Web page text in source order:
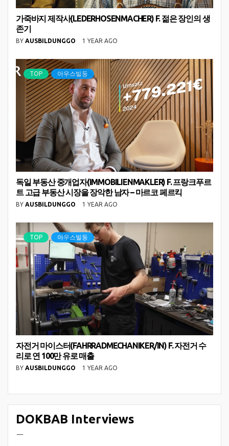
가죽바지 제작사(LEDERHOSENMACHER) F. 젊은 장인의 생
존기
BY AUSBILDUNGGO 1 YEAR AGO
TOP 아우스빌둥
독일 부동산 중개업자(IMMOBILIENMAKLER) F. 프랑크푸르
트 고급 부동산 시장을 장악한 남자 – 마르코 페르킥
BY AUSBILDUNGGO 1 YEAR AGO
TOP 아우스빌둥
자전거 마이스터(FAHRRADMECHANIKER/IN) F. 자전거 수
리로 연 100만 유로 매출
BY AUSBILDUNGGO 1 YEAR AGO
DOKBAB Interviews